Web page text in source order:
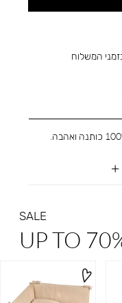
המשלוח
SALE
UP TO